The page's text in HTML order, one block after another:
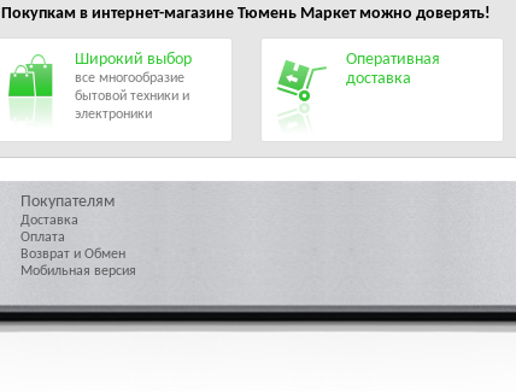
Покупкам в интернет-магазине Тюмень Маркетможно доверять!
Широкий выбор
все многообразие
бытовой техники и
электроники
Оперативная
доставка
Покупателям
Доставка
Оплата
Возврат и Обмен
Мобильная версия